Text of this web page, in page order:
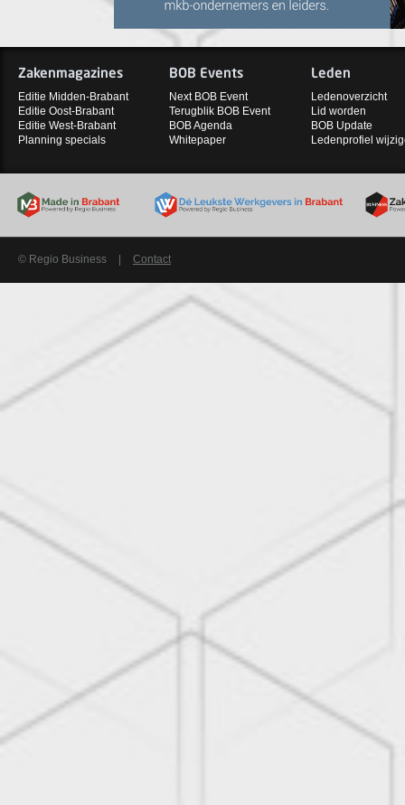
Zakenmagazines
Editie Midden-Brabant
Editie Oost-Brabant
Editie West-Brabant
Planning specials
BOB Events
Next BOB Event
Terugblik BOB Event
BOB Agenda
Whitepaper
Leden
Ledenoverzicht
Lid worden
BOB Update
Ledenprofiel
© Regio Business Contact